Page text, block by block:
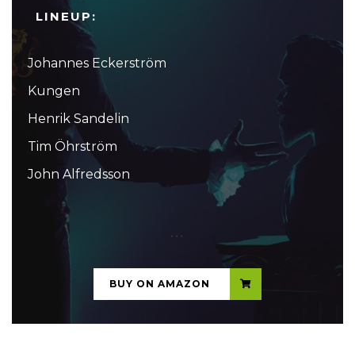
LINEUP:
Johannes Eckerström
Kungen
Henrik Sandelin
Tim Öhrström
John Alfredsson
...
BUY ON AMAZON